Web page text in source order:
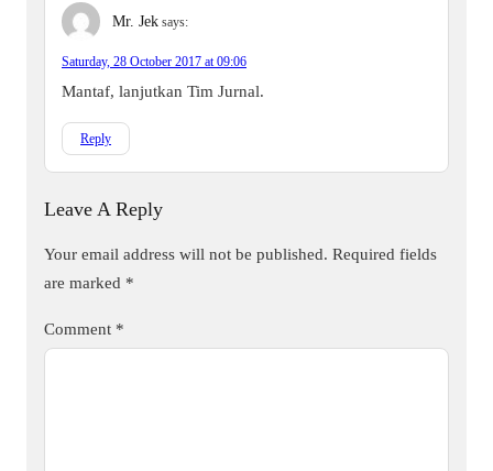
Mr. Jek says:
Saturday, 28 October 2017 at 09:06
Mantaf, lanjutkan Tim Jurnal.
Reply
Leave A Reply
Your email address will not be published. Required fields
are marked *
Comment *